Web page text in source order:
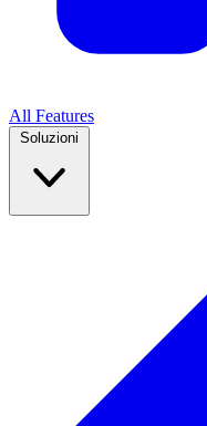
All Features